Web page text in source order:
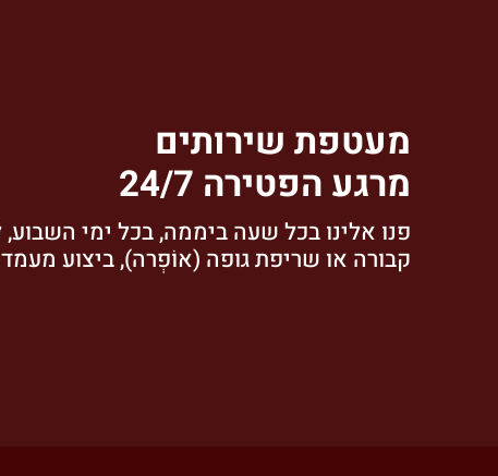
מעטפת שירותים
מרגע הפטירה 24/7
פנו אלינו בכל שעה ביממה, בכל ימי השבוע,
קבורה או שריפת גופה (אוֹפְרה), ביצוע